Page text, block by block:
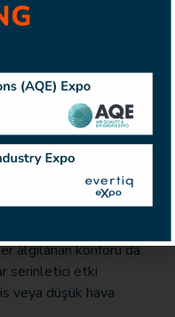
olarak artırabilir. Bazı
uzun mesafelere
bile hava
hızı ve yönünün
anlamak için
açıklamaya
daha doğru
algılanan konforu da
serinletici etki
veya düşük hava